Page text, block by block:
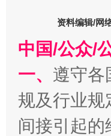
千年窑火
资料编辑/网
中国/公众/
一、 遵守各
规及行业规
间接引起